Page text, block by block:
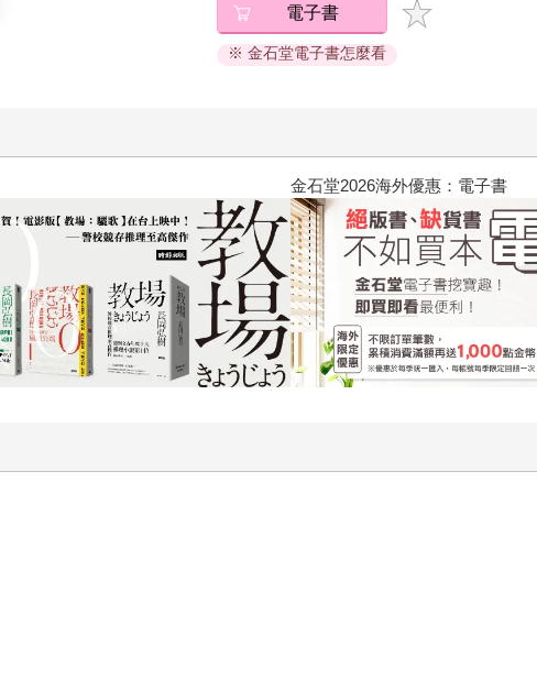
電子書
※ 金石堂電子書怎麼看
黃色書刊回來了！一起走進他的